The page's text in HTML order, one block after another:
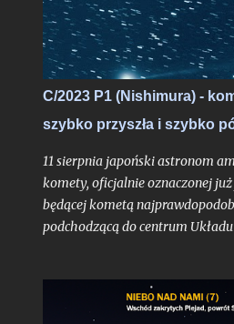
może komuś się przyda.
C/2023 P1 (Nishimura) -
szybko przyszła i szybko
11 sierpnia japoński astronom
komety, oficjalnie oznaczonej
będącej kometą
podchodzącą do centrum Układu
odkrycia był bardzo jasny jak